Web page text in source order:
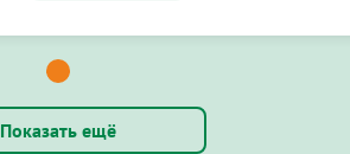
Показать ещё